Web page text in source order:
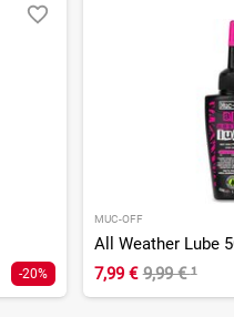
-20%
MUC-OFF
All Weather Lube
7,99 € 9,99 €¹